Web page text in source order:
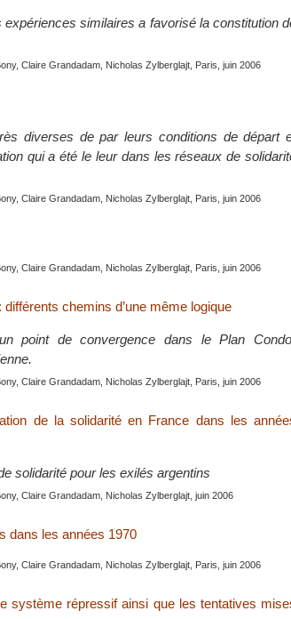
similaires a favorisé la constitution
Claire Grandadam, Nicholas Zylberglajt, Paris, juin 2006
diverses de par leurs conditions de départ
qui a été le leur dans les réseaux de
Claire Grandadam, Nicholas Zylberglajt, Paris, juin 2006
Claire Grandadam, Nicholas Zylberglajt, Paris, juin 2006
chemins d’une même logique
point de convergence dans le Plan
Claire Grandadam, Nicholas Zylberglajt, Paris, juin 2006
de la solidarité en France dans les
solidarité pour les exilés argentins
Claire Grandadam, Nicholas Zylberglajt, juin 2006
dans les années 1970
Claire Grandadam, Nicholas Zylberglajt, Paris, juin 2006
système répressif ainsi que les tentatives